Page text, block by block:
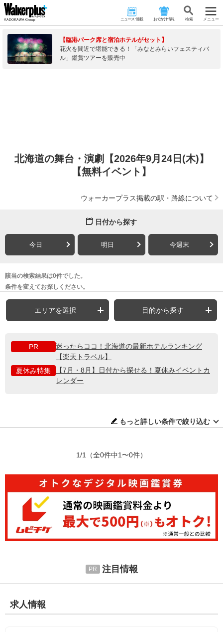
ニュース･連載 おでかけ情報 検 索 メニュー
【臨港パーク席と宿泊ホテルがセット】
花火を間近で堪能できる！「みなとみらいフェスティバ
ル」鑑賞ツアーを販売中
北海道の舞台・演劇【2026年9月24日(木)】
【無料イベント】
ウォーカープラス掲載の駅・路線について
日付から探す
今日 明日 今週末
該当の検索結果は0件でした。
条件を変えてお探しください。
エリアを選択 目的から探す
PR
迷ったらココ！北海道の最新ホテルランキング
【楽天トラベル】
夏休み特集
【7月・8月】日付から探せる！夏休みイベントカ
レンダー
もっと詳しい条件で絞り込む
1/1 （全0件中1〜0件）
注目情報
求人情報